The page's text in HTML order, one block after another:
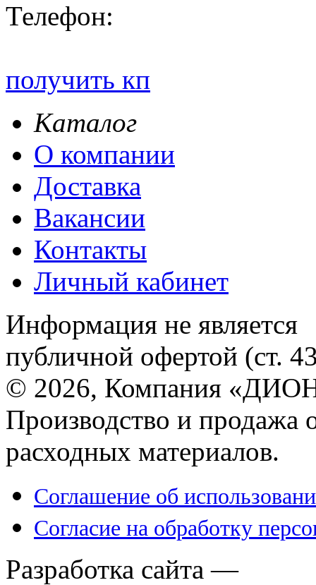
Телефон:
получить кп
Каталог
О компании
Доставка
Вакансии
Контакты
Личный кабинет
Информация не является
публичной офертой (ст.
© 2026, Компания
Производство и продажа
расходных материалов.
Соглашение об
Согласие на обработку
Разработка сайта —